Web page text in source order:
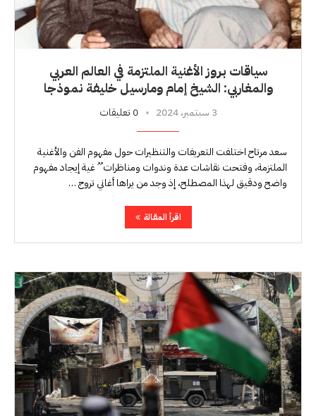
سياقات بروز الأغنية الملتزمة في العالم العربي
والمغاربي: الشيخ إمام ومارسيل خليفة نموذجا
3 سبتمبر، 2024 0 تعليقات
سعد مرتاح اختلفت التعريفات والتنظيرات حول مفهوم الفن والأغنية
الملتزمة، وفتحت نقاشات عدة وندوات ومناظرات ُ ُ غية إيجاد مفهوم
واضح ودقيق لهذا المصطلح، إذ وجد من يراها أغاني تروج …
اقرأ المقالة